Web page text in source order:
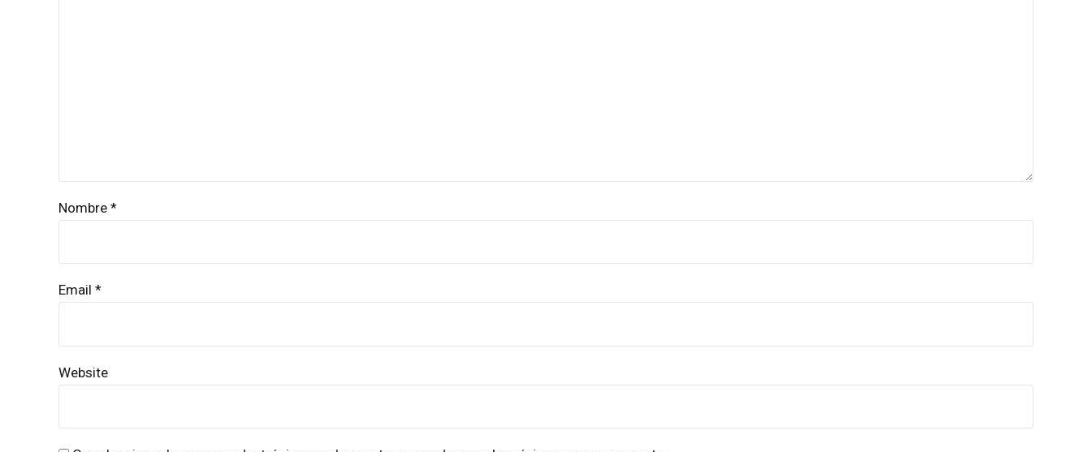
Nombre *
Email *
Website